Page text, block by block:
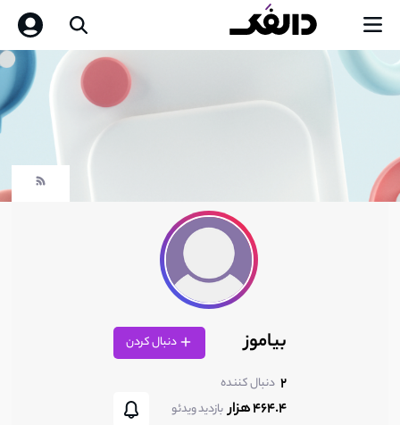
بیاموز دنبال کردن
2 دنبال کننده
464.4 هزار بازدید ویدئو